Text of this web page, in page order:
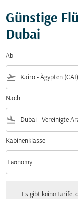
Günstige
Dubai
Ab
flight_takeoff
Nach
flight_land
Kabinenklasse
Kabinenklasse option
Economy
keyboard_arrow_down
Es gibt keine